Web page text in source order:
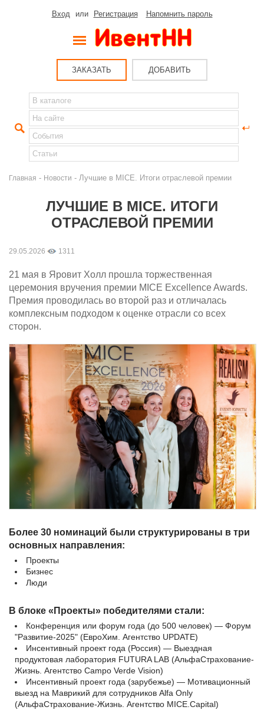
Вход или Регистрация Напомнить пароль
ЗАКАЗАТЬ ДОБАВИТЬ
Главная - Новости - Лучшие в MICE. Итоги отраслевой премии
ЛУЧШИЕ В MICE. ИТОГИ
ОТРАСЛЕВОЙ ПРЕМИИ
29.05.2026 1311
21 мая в Яровит Холл прошла торжественная
церемония вручения премии MICE Excellence Awards.
Премия проводилась во второй раз и отличалась
комплексным подходом к оценке отрасли со всех
сторон.
Более 30 номинаций были структурированы в три
основных направления:
Проекты
Бизнес
Люди
В блоке «Проекты» победителями стали:
Конференция или форум года (до 500 человек) — Форум
"Развитие-2025" (ЕвроХим. Агентство UPDATE)
Инсентивный проект года (Россия) — Выездная
продуктовая лаборатория FUTURA LAB (АльфаСтрахование-
Жизнь. Агентство Campo Verde Vision)
Инсентивный проект года (зарубежье) — Мотивационный
выезд на Маврикий для сотрудников Alfa Only
(АльфаСтрахование-Жизнь. Агентство MICE.Capital)